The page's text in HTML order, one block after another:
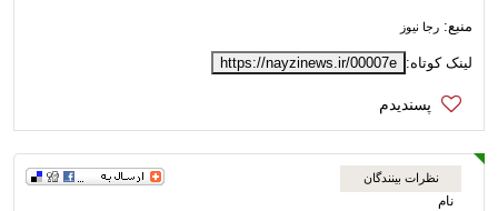
منبع: رجا نیوز
لینک کوتاه: https://nayzinews.ir/00007e
نظرات بینندگان
نام